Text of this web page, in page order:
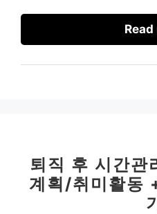
퇴직 후 시간
계획/취미활동